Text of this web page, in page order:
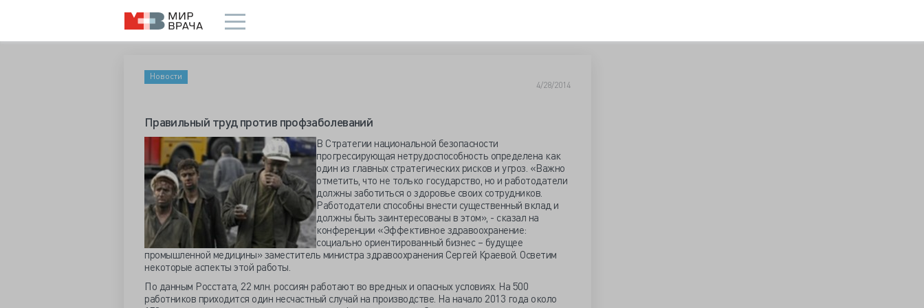
Новости
4/28/2014
Правильный труд против профзаболеваний
В Стратегии национальной безопасности
прогрессирующая нетрудоспособность определена как
один из главных стратегических рисков и угроз. «Важно
отметить, что не только государство, но и работодатели
должны заботиться о здоровье своих сотрудников.
Работодатели способны внести существенный вклад и
должны быть заинтересованы в этом», - сказал на
конференции «Эффективное здравоохранение:
социально ориентированный бизнес – будущее
промышленной медицины» заместитель министра здравоохранения Сергей Краевой. Осветим
некоторые аспекты этой работы.
По данным Росстата, 22 млн. россиян работают во вредных и опасных условиях. На 500
работников приходится один несчастный случай на производстве. На начало 2013 года около